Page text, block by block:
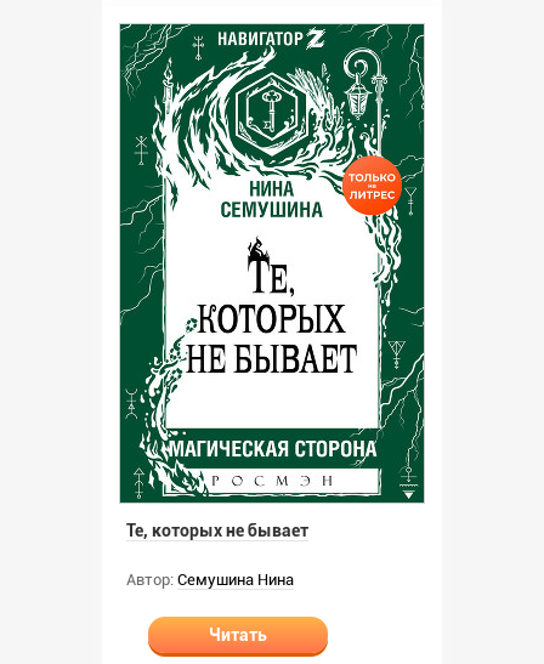
Те, которых не бывает
Автор: Семушина Нина
Читать